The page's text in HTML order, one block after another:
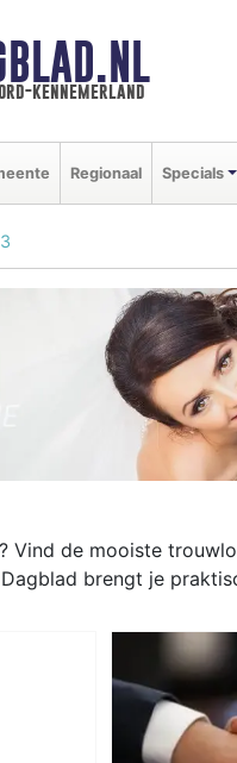
kennemerland
Regionaal Specials
Vind de mooiste
brengt je